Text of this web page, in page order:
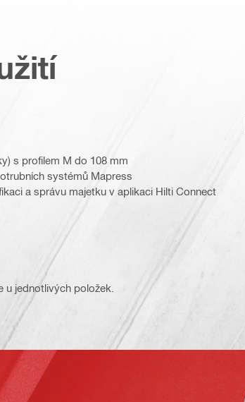
s profilem M do 108 mm
systémů Mapress
a správu majetku v aplikaci Hilti Connect
u jednotlivých položek.